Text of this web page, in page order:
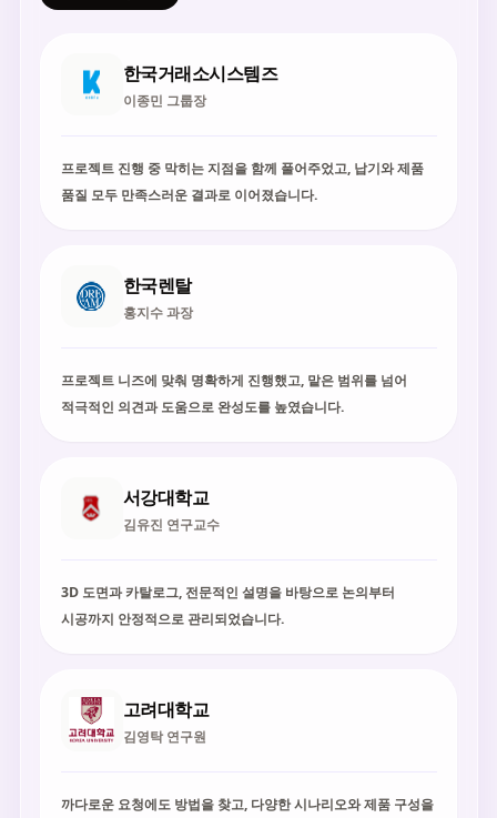
한국거래소시스템즈
이종민 그룹장
프로젝트 진행 중 막히는 지점을 함께 풀어주었고, 납기와 제품
품질 모두 만족스러운 결과로 이어졌습니다.
한국렌탈
홍지수 과장
프로젝트 니즈에 맞춰 명확하게 진행했고, 맡은 범위를 넘어
적극적인 의견과 도움으로 완성도를 높였습니다.
서강대학교
김유진 연구교수
3D 도면과 카탈로그, 전문적인 설명을 바탕으로 논의부터
시공까지 안정적으로 관리되었습니다.
고려대학교
김영탁 연구원
까다로운 요청에도 방법을 찾고, 다양한 시나리오와 제품 구성을